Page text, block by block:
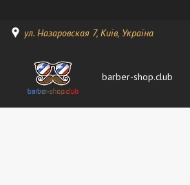
ул. Назаровская 7, Київ, Україна
barber-shop.club